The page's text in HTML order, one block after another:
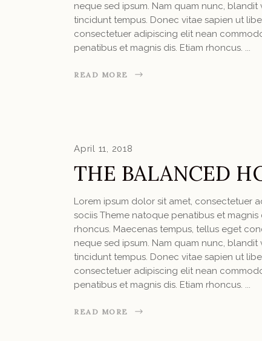
neque sed ipsum. Nam quam nunc,
tincidunt tempus. Donec vitae sapien ut
consectetuer adipiscing elit nean
penatibus et magnis dis. Etiam rhoncus.
READ MORE
April 11, 2018
THE BALANCED
Lorem ipsum dolor sit amet, consectetuer
sociis Theme natoque penatibus et
rhoncus. Maecenas tempus, tellus eget
neque sed ipsum. Nam quam nunc,
tincidunt tempus. Donec vitae sapien ut
consectetuer adipiscing elit nean
penatibus et magnis dis. Etiam rhoncus.
READ MORE